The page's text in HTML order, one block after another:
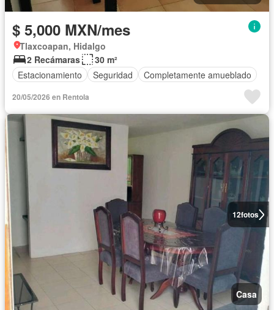
$ 5,000 MXN/mes
Tlaxcoapan, Hidalgo
2 Recámaras
30 m²
Estacionamiento
Seguridad Completamente amueblado
20/05/2026 en Rentola
12fotos
Casa